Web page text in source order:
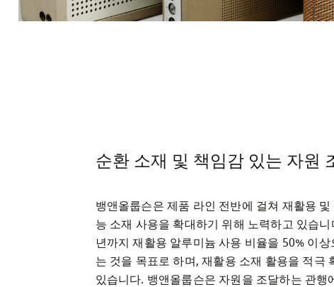
순환 소재 및 책임감 있는 자원
뱅앤올룹슨은 제품 라인 전반에 걸쳐 재활용
능 소재 사용을 확대하기 위해 노력하고 있습
년까지 재활용 알루미늄 사용 비율을 50% 이상
는 것을 목표로 하며, 재활용 소재 활용을 적극
있습니다. 뱅앤올룹슨은 자원을 조달하는 관행